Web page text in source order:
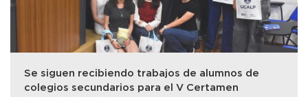
Se siguen recibiendo trabajos de alumnos de
colegios secundarios para el V Certamen